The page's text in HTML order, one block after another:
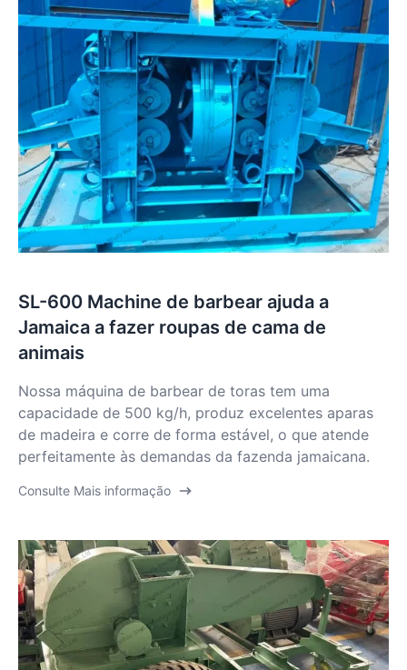
SL-600 Machine de barbear ajuda a
Jamaica a fazer roupas de cama de
animais
Nossa máquina de barbear de toras tem uma
capacidade de 500 kg/h, produz excelentes aparas
de madeira e corre de forma estável, o que atende
perfeitamente às demandas da fazenda jamaicana.
Consulte Mais informação